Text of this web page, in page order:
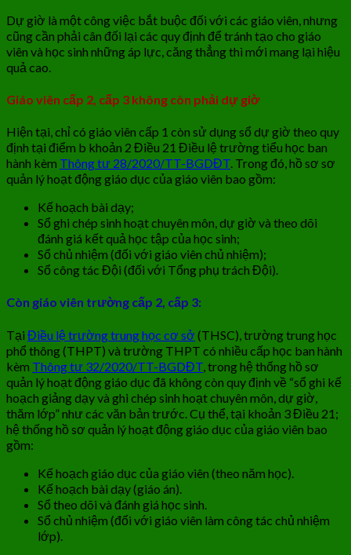
Dự giờ là một công việc bắt buộc đối với các giáo viên, nhưng
cũng cần phải cân đối lại các quy định để tránh tạo cho giáo
viên và học sinh những áp lực, căng thẳng thì mới mang lại hiệu
quả cao.
Giáo viên cấp 2, cấp 3 không còn phải dự giờ
Hiện tại, chỉ có giáo viên cấp 1 còn sử dụng sổ dự giờ theo quy
định tại điểm b khoản 2 Điều 21 Điều lệ trường tiểu học ban
hành kèm Thông tư 28/2020/TT-BGDĐT. Trong đó, hồ sơ sơ
quản lý hoạt động giáo dục của giáo viên bao gồm:
Kế hoạch bài dạy;
Sổ ghi chép sinh hoạt chuyên môn, dự giờ và theo dõi
đánh giá kết quả học tập của học sinh;
Sổ chủ nhiệm (đối với giáo viên chủ nhiệm);
Sổ công tác Đội (đối với Tổng phụ trách Đội).
Còn giáo viên trường cấp 2, cấp 3:
Tại Điều lệ trường trung học cơ sở (THSC), trường trung học
phổ thông (THPT) và trường THPT có nhiều cấp học ban hành
kèm Thông tư 32/2020/TT-BGDĐT , trong hệ thống hồ sơ
quản lý hoạt động giáo dục đã không còn quy định về “sổ ghi kế
hoạch giảng dạy và ghi chép sinh hoạt chuyên môn, dự giờ,
thăm lớp” như các văn bản trước. Cụ thể, tại khoản 3 Điều 21;
hệ thống hồ sơ quản lý hoạt động giáo dục của giáo viên bao
gồm:
Kế hoạch giáo dục của giáo viên (theo năm học).
Kế hoạch bài dạy (giáo án).
Sổ theo dõi và đánh giá học sinh.
Sổ chủ nhiệm (đối với giáo viên làm công tác chủ nhiệm
lớp).